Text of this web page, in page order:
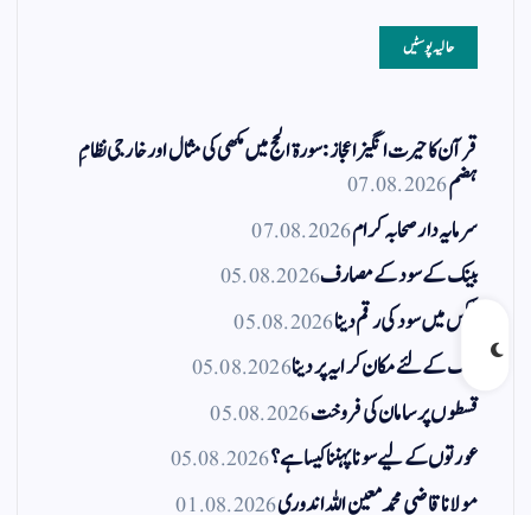
حالیہ پوسٹیں
قرآن کا حیرت انگیز اعجاز: سورۃ الحج میں مکھی کی مثال اور خارجی نظامِ
ہضم07.08.2026
سرمایہ دار صحابہ کرام07.08.2026
بینک کے سود کے مصارف05.08.2026
ٹیکس میں سود کی رقم دینا05.08.2026
بینک کے لئے مکان کرایہ پر دینا05.08.2026
قسطوں پر سامان کی فروخت05.08.2026
عورتوں کے لیے سونا پہننا کیسا ہے؟05.08.2026
مولانا قاضی محمد معین اللہ اندوری01.08.2026